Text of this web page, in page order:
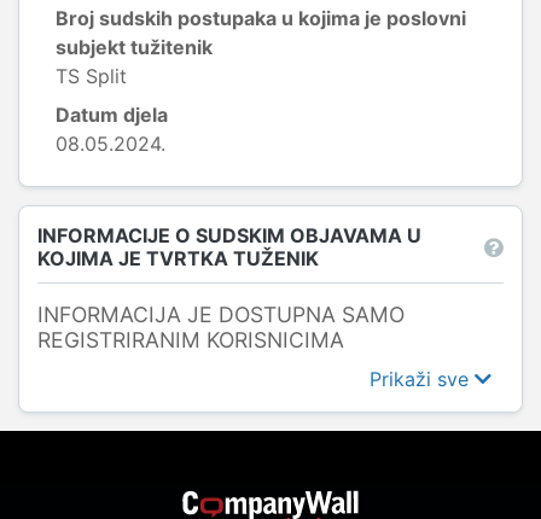
Broj sudskih postupaka u kojima je poslovni
subjekt tužitenik
TS Split
Datum djela
08.05.2024.
INFORMACIJE O SUDSKIM OBJAVAMA U
KOJIMA JE TVRTKA TUŽENIK
INFORMACIJA JE DOSTUPNA SAMO
REGISTRIRANIM KORISNICIMA
Prikaži sve